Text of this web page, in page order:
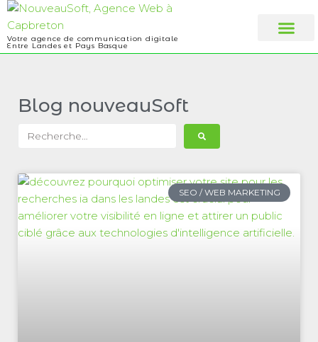
Votre agence de communication digitale
Entre Landes et Pays Basque
Blog nouveauSoft
SEO / WEB MARKETING